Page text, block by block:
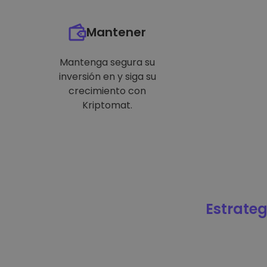
Mantener
Mantenga segura su
inversión en y siga su
crecimiento con
Kriptomat.